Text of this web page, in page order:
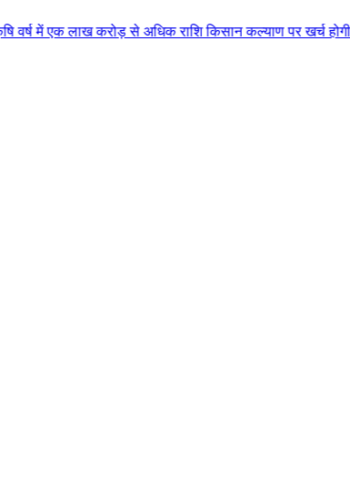
से अधिक राशि किसान कल्याण पर खर्च होगी मुख्यमंत्री